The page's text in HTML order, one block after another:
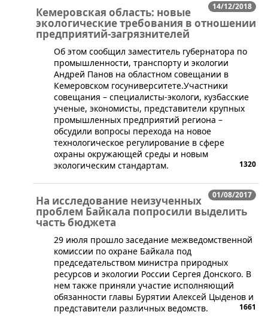
14/12/2018
Кемеровская область: новые
экологические требования в отношении
предприятий-загрязнителей
​Об этом сообщил заместитель губернатора по
промышленности, транспорту и экологии
Андрей Панов на областном совещании в
Кемеровском госуниверситете.Участники
совещания – специалисты-экологи, кузбасские
ученые, экономисты, представители крупных
промышленных предприятий региона –
обсудили вопросы перехода на новое
технологическое регулирование в сфере
охраны окружающей среды и новым
экологическим стандартам.
1320
01/08/2017
На исследование неизученных
проблем Байкала попросили выделить
часть бюджета
​29 июля прошло заседание межведомственной
комиссии по охране Байкала под
председательством министра природных
ресурсов и экологии России Сергея Донского. В
нем также приняли участие исполняющий
обязанности главы Бурятии Алексей Цыденов и
представители различных ведомств.
1661